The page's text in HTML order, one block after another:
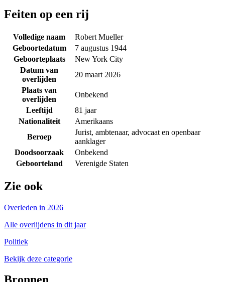
Feiten op een rij
Volledige naam
Robert Mueller
Geboortedatum
7 augustus 1944
Geboorteplaats
New York City
Datum van
overlijden
20 maart 2026
Plaats van
overlijden
Onbekend
Leeftijd
81 jaar
Nationaliteit
Amerikaans
Beroep
Jurist, ambtenaar, advocaat en openbaar
aanklager
Doodsoorzaak
Onbekend
Geboorteland
Verenigde Staten
Zie ook
Overleden in 2026
Alle overlijdens in dit jaar
Politiek
Bekijk deze categorie